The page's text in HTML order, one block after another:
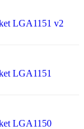
LGA1151 v2
LGA1151
LGA1150